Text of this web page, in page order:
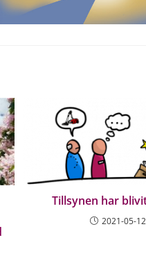
Tillsynen har
2021-05-12